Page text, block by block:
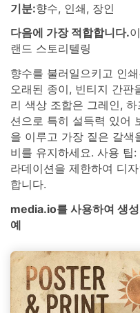
기분:향수, 인쇄, 장인
다음에 가장 적합합니다.
랜드 스토리텔링
향수를 불러일으키고 인
오래된 종이, 빈티지 간판
리 색상 조합은 그레인,
션으로 특히 설득력 있어
을 이루고 가장 짙은 갈색
비를 유지하세요. 사용 팁
라데이션을 제한하여 디
합니다.
media.io를 사용하여 생
예